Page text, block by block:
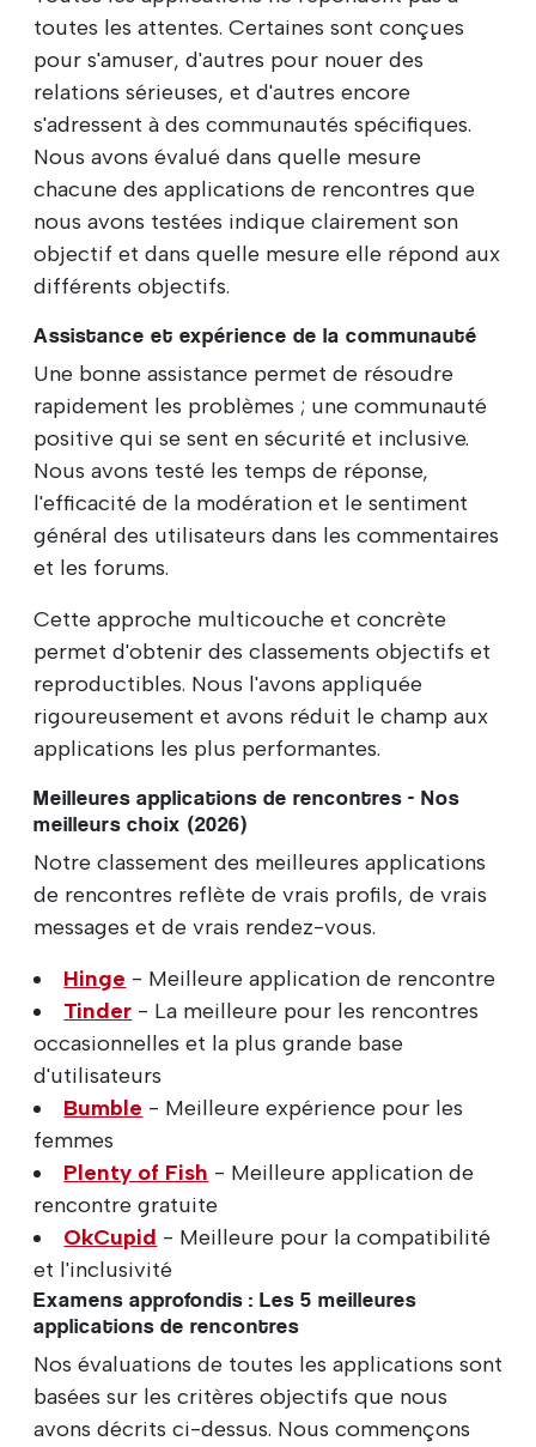
toutes les attentes. Certaines sont conçues
pour s'amuser, d'autres pour nouer des
relations sérieuses, et d'autres encore
s'adressent à des communautés spécifiques.
Nous avons évalué dans quelle mesure
chacune des applications de rencontres que
nous avons testées indique clairement son
objectif et dans quelle mesure elle répond aux
différents objectifs.
Assistance et expérience de la communauté
Une bonne assistance permet de résoudre
rapidement les problèmes ; une communauté
positive qui se sent en sécurité et inclusive.
Nous avons testé les temps de réponse,
l'efficacité de la modération et le sentiment
général des utilisateurs dans les commentaires
et les forums.
Cette approche multicouche et concrète
permet d'obtenir des classements objectifs et
reproductibles. Nous l'avons appliquée
rigoureusement et avons réduit le champ aux
applications les plus performantes.
Meilleures applications de rencontres - Nos
meilleurs choix (2026)
Notre classement des meilleures applications
de rencontres reflète de vrais profils, de vrais
messages et de vrais rendez-vous.
Hinge - Meilleure application de rencontre
Tinder - La meilleure pour les rencontres
occasionnelles et la plus grande base
d'utilisateurs
Bumble - Meilleure expérience pour les
femmes
Plenty of Fish - Meilleure application de
rencontre gratuite
OkCupid - Meilleure pour la compatibilité
et l'inclusivité
Examens approfondis : Les 5 meilleures
applications de rencontres
Nos évaluations de toutes les applications sont
basées sur les critères objectifs que nous
avons décrits ci-dessus. Nous commençons